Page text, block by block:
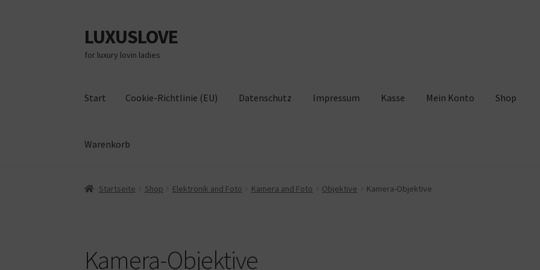
Zur
Navigation
springen
Zum
Inhalt
springen
LUXUSLOVE
for luxury lovin ladies
Start Cookie-Richtlinie (EU) Datenschutz Impressum Kasse Mein Konto Shop
Warenkorb
Start Cookie-Richtlinie (EU) Datenschutz Impressum Kasse Mein Konto Shop Warenkorb
Startseite Shop Elektronik and Foto Kamera and Foto Objektive Kamera-Objektive
Kamera-Objektive